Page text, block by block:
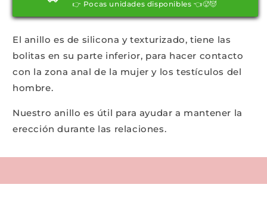
Rosado
Erebo
Rosado
👉 Pocas unidades disponibles 👈🥵😈
El anillo es de silicona y texturizado, tiene las
bolitas en su parte inferior, para hacer contacto
con la zona anal de la mujer y los testículos del
hombre.
Nuestro anillo es útil para ayudar a mantener la
erección durante las relaciones.